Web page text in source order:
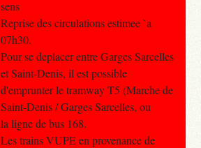
sens
Reprise des circulations estimee `a
07h30.
Pour se deplacer entre Garges Sarcelles
et Saint-Denis, il est possible
d'emprunter le tramway T5 (Marche de
Saint-Denis / Garges Sarcelles, ou
la ligne de bus 168.
Les trains VUPE en provenance de